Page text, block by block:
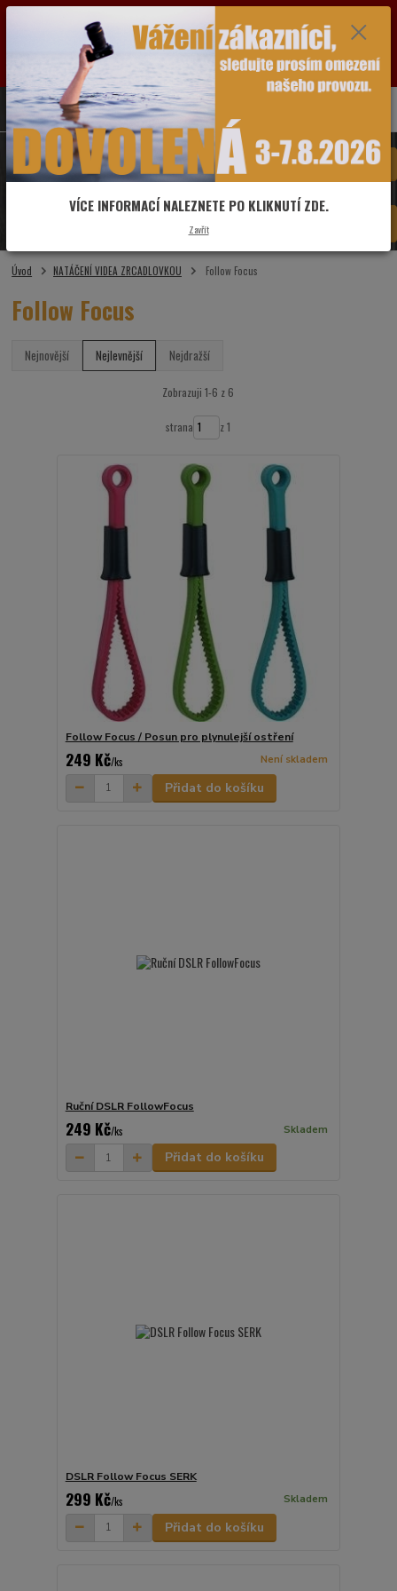
DŮVODU DOVOLENÉ ZAVŘENÁ. POZASTAVEN BUDE V TUTO DOBU I PROVOZ ESHOPU.
VŠECHNY DOTAZY A OBJEDNÁVKY PŘIJATÉ VE ZMÍNĚNÉM OBDOBÍ BUDOU VYŘIZOVÁNY
OD PONDĚLÍ 10.8.2026. DĚKUJEME ZA POCHOPENÍ A PŘEDEM SE OMLOUVÁME ZA MOŽNÉ
KOMPLIKACE.
Menu
CZK
775 481 993
Úvod NATÁČENÍ VIDEA ZRCADLOVKOU Follow Focus
Follow Focus
Nejnovější Nejlevnější Nejdražší
Zobrazuji 1-6 z 6
strana z 1
Follow Focus / Posun pro plynulejší ostření
249 Kč/ks Není skladem
Přidat do košíku
Ruční DSLR FollowFocus
249 Kč/ks Skladem
Přidat do košíku
DSLR Follow Focus SERK
299 Kč/ks Skladem
Přidat do košíku
VÍCE INFORMACÍ NALEZNETE PO KLIKNUTÍ ZDE.
Zavřít